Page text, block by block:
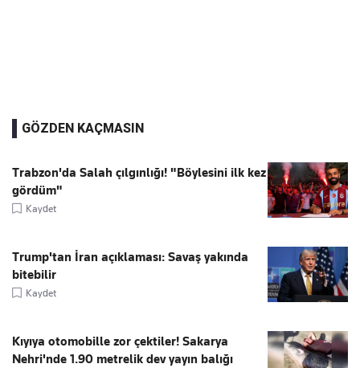
GÖZDEN KAÇMASIN
Trabzon'da Salah çılgınlığı! "Böylesini ilk kez
gördüm"
Kaydet
Trump'tan İran açıklaması: Savaş yakında
bitebilir
Kaydet
Kıyıya otomobille zor çektiler! Sakarya
Nehri'nde 1.90 metrelik dev yayın balığı